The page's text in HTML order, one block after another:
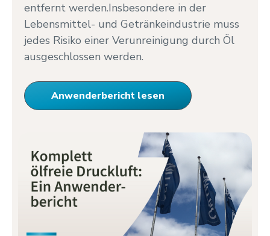
entfernt werden.Insbesondere in der
Lebensmittel- und Getränkeindustrie muss
jedes Risiko einer Verunreinigung durch Öl
ausgeschlossen werden.
Anwenderbericht lesen